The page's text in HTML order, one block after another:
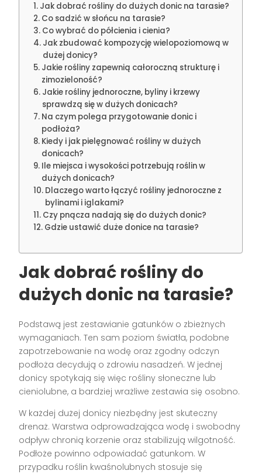
Jak dobrać rośliny do dużych donic na tarasie?
Co sadzić w słońcu na tarasie?
Co wybrać do półcienia i cienia?
Jak zbudować kompozycję wielopoziomową w
dużej donicy?
Jakie rośliny zapewnią całoroczną strukturę i
zimozieloność?
Jakie rośliny jednoroczne, byliny i krzewy
sprawdzą się w dużych donicach?
Na czym polega przygotowanie donic i
podłoża?
Kiedy i jak pielęgnować rośliny w dużych
donicach?
Ile miejsca i wysokości potrzebują roślin w
dużych donicach?
Dlaczego warto łączyć rośliny jednoroczne z
bylinami i iglakami?
Czy pnącza nadają się do dużych donic?
Gdzie ustawić duże donice na tarasie?
Jak dobrać rośliny do
dużych donic na tarasie?
Podstawą jest zestawianie gatunków o zbieżnych
wymaganiach. Ten sam poziom światła, podobne
zapotrzebowanie na wodę oraz zgodny odczyn
podłoża decydują o zdrowiu nasadzeń. W jednej
donicy spotykają się więc rośliny słoneczne lub
cieniolubne, a bardziej wrażliwe zestawia się osobno.
W każdej dużej donicy niezbędny jest skuteczny
drenaż. Warstwa odprowadzająca wodę i swobodny
odpływ chronią korzenie oraz stabilizują wilgotność.
Podłoże powinno odpowiadać gatunkom. W
przypadku roślin kwaśnolubnych stosuje się